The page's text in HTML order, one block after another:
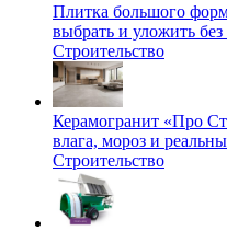
Плитка большого
выбрать и уложить
Строительство
Керамогранит «Про
влага, мороз и
Строительство